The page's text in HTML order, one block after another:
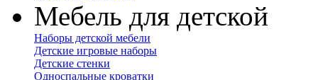
Мебель для детской
Наборы детской мебели
Детские игровые наборы
Детские стенки
Односпальные кроватки